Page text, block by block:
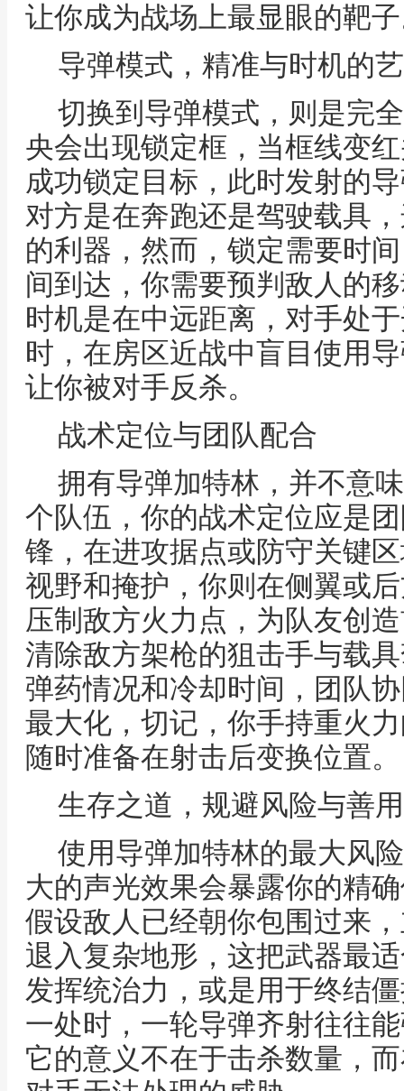
让你成为战场上最显眼的靶
导弹模式，精准与时机的
切换到导弹模式，则是完
央会出现锁定框，当框线变
成功锁定目标，此时发射的
对方是在奔跑还是驾驶载具
的利器，然而，锁定需要时
间到达，你需要预判敌人的
时机是在中远距离，对手处
时，在房区近战中盲目使用
让你被对手反杀。
战术定位与团队配合
拥有导弹加特林，并不意
个队伍，你的战术定位应是
锋，在进攻据点或防守关键
视野和掩护，你则在侧翼或
压制敌方火力点，为队友创
清除敌方架枪的狙击手与载
弹药情况和冷却时间，团队
最大化，切记，你手持重火
随时准备在射击后变换位置。
生存之道，规避风险与善
使用导弹加特林的最大风
大的声光效果会暴露你的精
假设敌人已经朝你包围过来
退入复杂地形，这把武器最
发挥统治力，或是用于终结
一处时，一轮导弹齐射往往
它的意义不在于击杀数量，